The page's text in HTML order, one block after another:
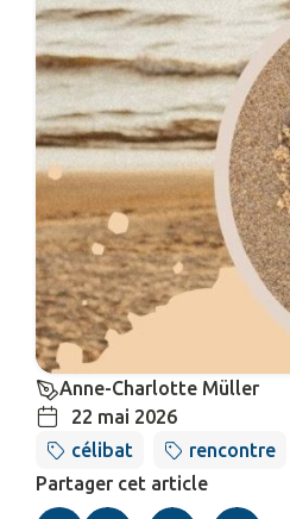
Anne-Charlotte Müller
22 mai 2026
célibat
rencontre
Partager cet article